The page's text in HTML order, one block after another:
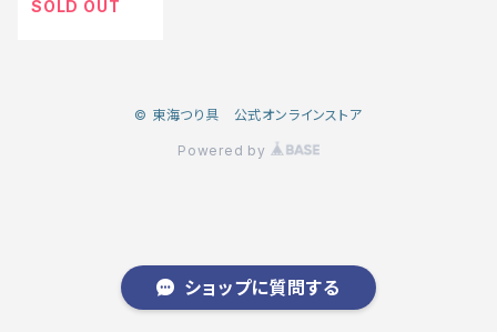
SOLD OUT
© 東海つり具 公式オンラインストア
Powered by
ショップに質問する